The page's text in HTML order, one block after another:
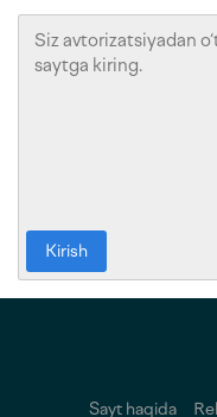
Kirish
Sayt haqida